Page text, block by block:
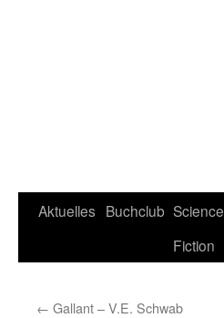
Aktuelles Buchclub Science
Fiction
← Gallant – V.E. Schwab